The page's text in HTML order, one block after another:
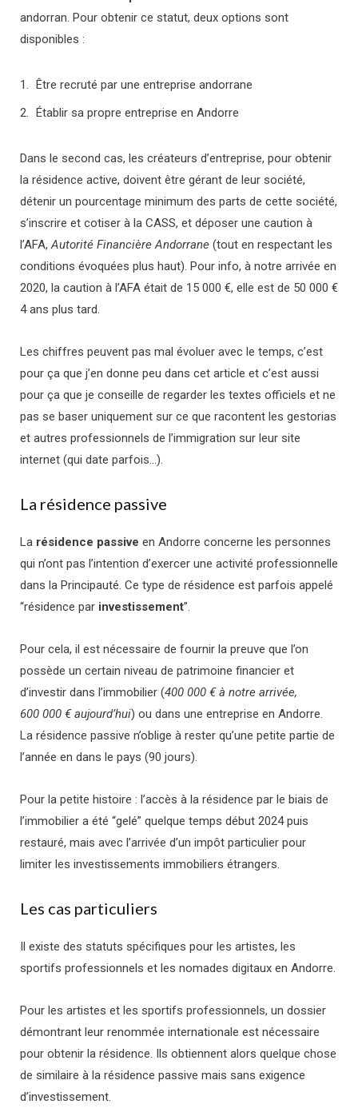
andorran. Pour obtenir ce statut, deux options sont
disponibles :
Être recruté par une entreprise andorrane
Établir sa propre entreprise en Andorre
Dans le second cas, les créateurs d’entreprise, pour obtenir
la résidence active, doivent être gérant de leur société,
détenir un pourcentage minimum des parts de cette société,
s’inscrire et cotiser à la CASS, et déposer une caution à
l’AFA,Autorité Financière Andorrane (tout en respectant les
conditions évoquées plus haut). Pour info, à notre arrivée en
2020, la caution à l’AFA était de 15 000 €, elle est de 50 000 €
4 ans plus tard.
Les chiffres peuvent pas mal évoluer avec le temps, c’est
pour ça que j’en donne peu dans cet article et c’est aussi
pour ça que je conseille de regarder les textes officiels et ne
pas se baser uniquement sur ce que racontent les gestorias
et autres professionnels de l’immigration sur leur site
internet (qui date parfois…).
La résidence passive
La résidence passive en Andorre concerne les personnes
qui n’ont pas l’intention d’exercer une activité professionnelle
dans la Principauté. Ce type de résidence est parfois appelé
“résidence par investissement”.
Pour cela, il est nécessaire de fournir la preuve que l’on
possède un certain niveau de patrimoine financier et
d’investir dans l’immobilier (400 000 € à notre arrivée,
600 000 € aujourd’hui) ou dans une entreprise en Andorre.
La résidence passive n’oblige à rester qu’une petite partie de
l’année en dans le pays (90 jours).
Pour la petite histoire : l’accès à la résidence par le biais de
l’immobilier a été “gelé” quelque temps début 2024 puis
restauré, mais avec l’arrivée d’un impôt particulier pour
limiter les investissements immobiliers étrangers.
Les cas particuliers
Il existe des statuts spécifiques pour les artistes, les
sportifs professionnels et les nomades digitaux en Andorre.
Pour les artistes et les sportifs professionnels, un dossier
démontrant leur renommée internationale est nécessaire
pour obtenir la résidence. Ils obtiennent alors quelque chose
de similaire à la résidence passive mais sans exigence
d’investissement.